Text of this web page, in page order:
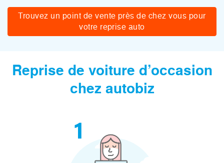
Trouvez un point de vente près de chez vous pour
votre reprise auto
Reprise de voiture d’occasion
chez autobiz